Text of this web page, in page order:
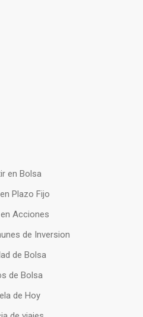
en Bolsa
Plazo Fijo
Acciones
de Inversion
de Bolsa
de Bolsa
de Hoy